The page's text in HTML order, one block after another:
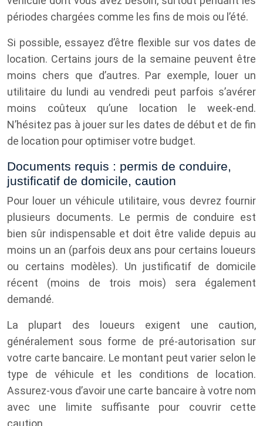
périodes chargées comme les fins de mois ou l’été.
Si possible, essayez d’être flexible sur vos dates de
location. Certains jours de la semaine peuvent être
moins chers que d’autres. Par exemple, louer un
utilitaire du lundi au vendredi peut parfois s’avérer
moins coûteux qu’une location le week-end.
N’hésitez pas à jouer sur les dates de début et de fin
de location pour optimiser votre budget.
Documents requis : permis de conduire,
justificatif de domicile, caution
Pour louer un véhicule utilitaire, vous devrez fournir
plusieurs documents. Le permis de conduire est
bien sûr indispensable et doit être valide depuis au
moins un an (parfois deux ans pour certains loueurs
ou certains modèles). Un justificatif de domicile
récent (moins de trois mois) sera également
demandé.
La plupart des loueurs exigent une caution,
généralement sous forme de pré-autorisation sur
votre carte bancaire. Le montant peut varier selon le
type de véhicule et les conditions de location.
Assurez-vous d’avoir une carte bancaire à votre nom
avec une limite suffisante pour couvrir cette